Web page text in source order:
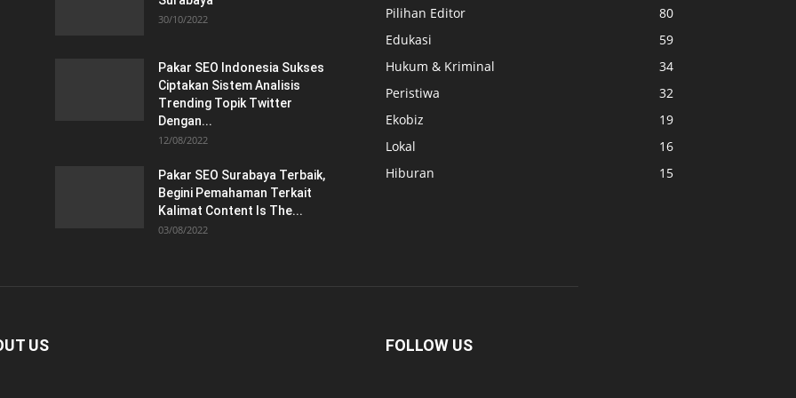
30/10/2022
Pakar SEO Indonesia Sukses
Ciptakan Sistem Analisis
Trending Topik Twitter
Dengan...
12/08/2022
Pakar SEO Surabaya Terbaik,
Begini Pemahaman Terkait
Kalimat Content Is The...
03/08/2022
Pilihan Editor
80
Edukasi
59
Hukum & Kriminal
34
Peristiwa
32
Ekobiz
19
Lokal
16
Hiburan
15
US FOLLOW US